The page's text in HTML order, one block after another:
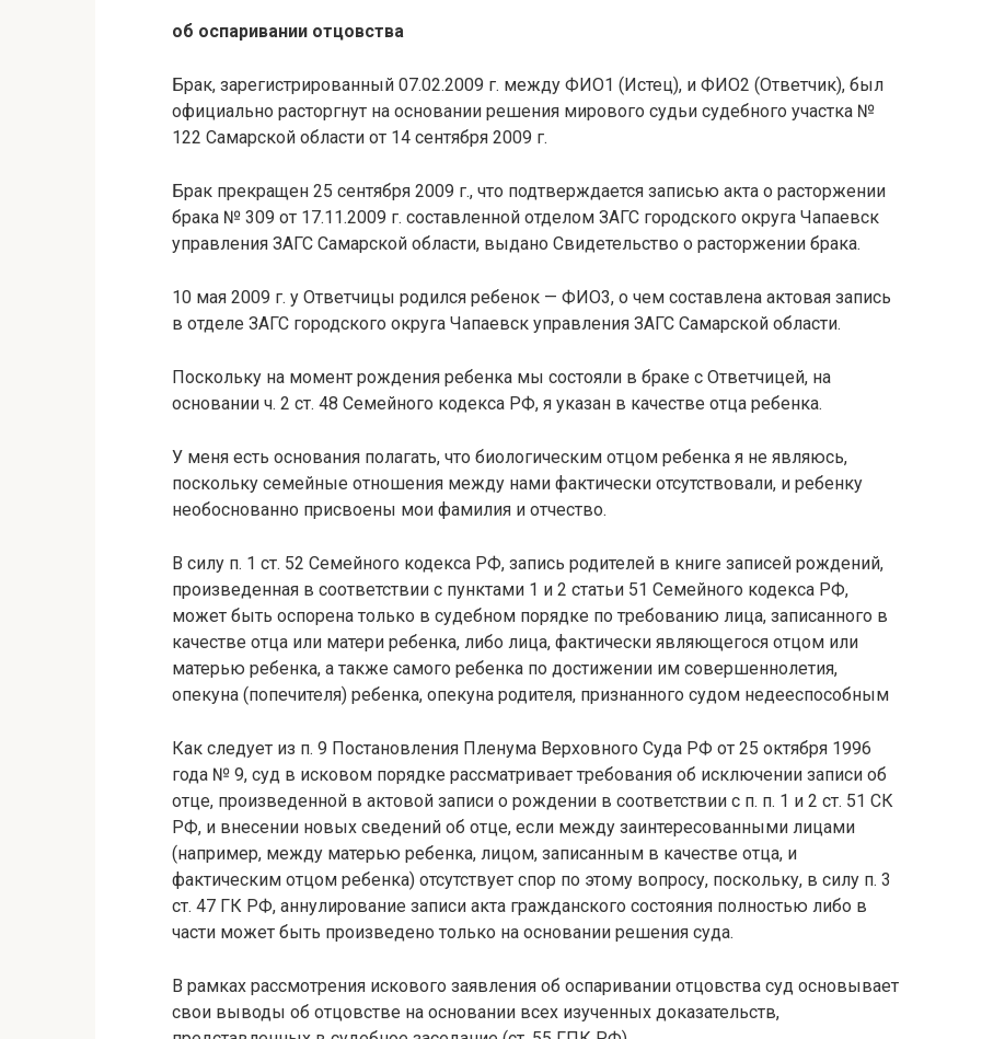
об оспаривании отцовства
Брак, зарегистрированный 07.02.2009 г. между ФИО1 (Истец), и ФИО2 (Ответчик), был
официально расторгнут на основании решения мирового судьи судебного участка №
122 Самарской области от 14 сентября 2009 г.
Брак прекращен 25 сентября 2009 г., что подтверждается записью акта о расторжении
брака № 309 от 17.11.2009 г. составленной отделом ЗАГС городского округа Чапаевск
управления ЗАГС Самарской области, выдано Свидетельство о расторжении брака.
10 мая 2009 г. у Ответчицы родился ребенок — ФИО3, о чем составлена актовая запись
в отделе ЗАГС городского округа Чапаевск управления ЗАГС Самарской области.
Поскольку на момент рождения ребенка мы состояли в браке с Ответчицей, на
основании ч. 2 ст. 48 Семейного кодекса РФ, я указан в качестве отца ребенка.
У меня есть основания полагать, что биологическим отцом ребенка я не являюсь,
поскольку семейные отношения между нами фактически отсутствовали, и ребенку
необоснованно присвоены мои фамилия и отчество.
В силу п. 1 ст. 52 Семейного кодекса РФ, запись родителей в книге записей рождений,
произведенная в соответствии с пунктами 1 и 2 статьи 51 Семейного кодекса РФ,
может быть оспорена только в судебном порядке по требованию лица, записанного в
качестве отца или матери ребенка, либо лица, фактически являющегося отцом или
матерью ребенка, а также самого ребенка по достижении им совершеннолетия,
опекуна (попечителя) ребенка, опекуна родителя, признанного судом недееспособным
Как следует из п. 9 Постановления Пленума Верховного Суда РФ от 25 октября 1996
года № 9, суд в исковом порядке рассматривает требования об исключении записи об
отце, произведенной в актовой записи о рождении в соответствии с п. п. 1 и 2 ст. 51 СК
РФ, и внесении новых сведений об отце, если между заинтересованными лицами
(например, между матерью ребенка, лицом, записанным в качестве отца, и
фактическим отцом ребенка) отсутствует спор по этому вопросу, поскольку, в силу п. 3
ст. 47 ГК РФ, аннулирование записи акта гражданского состояния полностью либо в
части может быть произведено только на основании решения суда.
В рамках рассмотрения искового заявления об оспаривании отцовства суд основывает
свои выводы об отцовстве на основании всех изученных доказательств,